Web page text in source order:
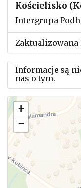
Kościelisko
Intergrupa
Zaktualizowana
Informacje są
nas o tym.
Użyj tego
zmianach w
+
−